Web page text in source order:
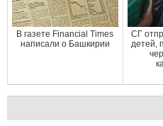
В газете Financial Times
написали о Башкирии
СГ
детей,